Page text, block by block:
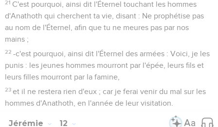
21 C'est pourquoi, ainsi dit l'Éternel touchant les hommes
d'Anathoth qui cherchent ta vie, disant : Ne prophétise pas
au nom de l'Éternel, afin que tu ne meures pas par nos
mains ;
22 -c'est pourquoi, ainsi dit l'Éternel des armées : Voici, je les
punis : les jeunes hommes mourront par l'épée, leurs fils et
leurs filles mourront par la famine,
23 et il ne restera rien d'eux ; car je ferai venir du mal sur les
hommes d'Anathoth, en l'année de leur visitation.
Jérémie 12